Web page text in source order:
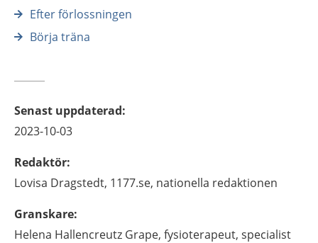
Efter förlossningen
Börja träna
Senast uppdaterad:
2023-10-03
Redaktör:
Lovisa Dragstedt, 1177.se, nationella redaktionen
Granskare:
Helena Hallencreutz Grape, fysioterapeut, specialist